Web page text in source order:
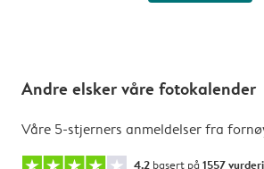
Andre elsker våre fotokalender
Våre 5-stjerners anmeldelser fra
4.2 basert på 1557